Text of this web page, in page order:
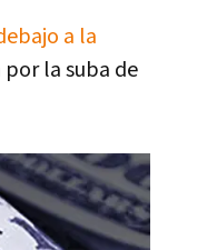
a la
la suba de